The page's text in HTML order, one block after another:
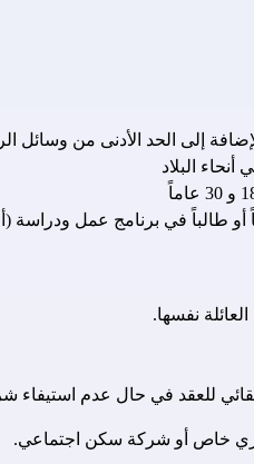
إلى الحد الأدنى من وسائل
خاص أو شركة سكن اجتماعي.